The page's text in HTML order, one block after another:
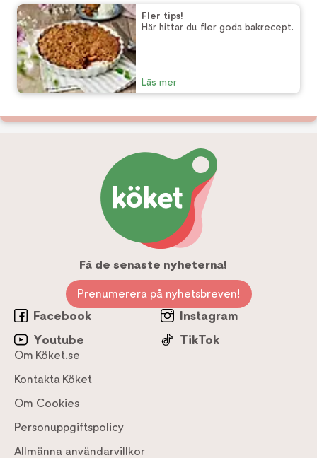
Fler tips!
Här hittar du fler goda bakrecept.
Läs mer
Få de senaste nyheterna!
Prenumerera på nyhetsbreven!
Facebook
Instagram
Youtube
TikTok
Om Köket.se
Kontakta Köket
Om Cookies
Personuppgiftspolicy
Allmänna användarvillkor